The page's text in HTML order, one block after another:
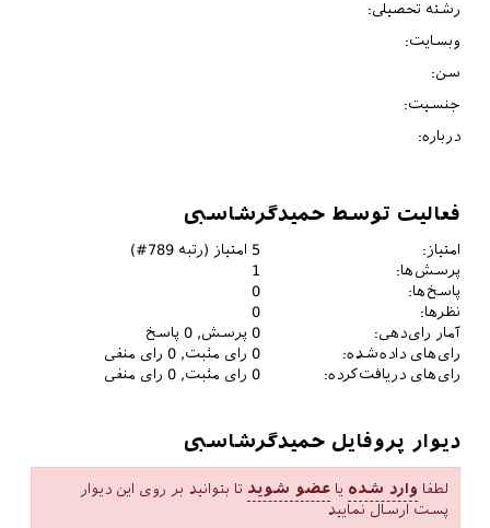
رشته تحصیلی:
وبسایت:
سن:
جنسیت:
درباره:
فعالیت توسط حمیدگرشاسبی
امتیاز: 5 امتیاز (رتبه789
#)
پرسش‌ها:
1
پاسخ‌ها:
0
نظرها:
0
آمار رای‌دهی:
0 پرسش,0 پاسخ
رای‌های داده‌شده:
0 رای مثبت,0 رای منفی
رای‌های دریافت‌کرده:
0 رای مثبت,0 رای منفی
دیوار پروفایل حمیدگرشاسبی
لطفا وارد شده یاعضو شوید تا بتوانید بر روی این دیوار
پست ارسال نمایید